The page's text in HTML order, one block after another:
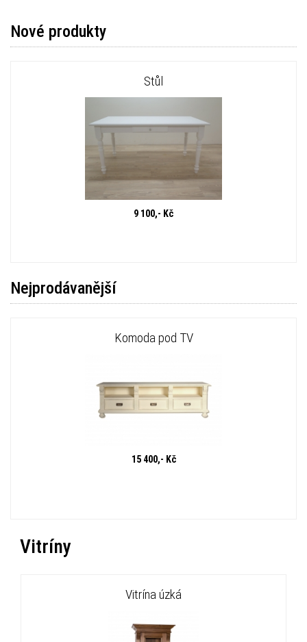
Nové produkty
Stůl
9 100,- Kč
Nejprodávanější
Komoda pod TV
15 400,- Kč
Vitríny
Vitrína úzká